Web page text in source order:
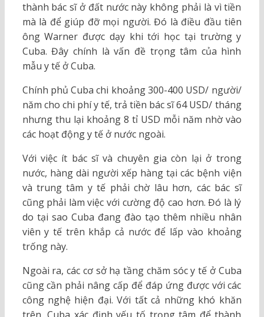
thành bác sĩ ở đất nước này không phải là vì tiền
mà là để giúp đỡ mọi người. Đó là điều đầu tiên
ông Warner được dạy khi tới học tại trường y
Cuba. Đây chính là vấn đề trọng tâm của hình
mẫu y tế ở Cuba.
Chính phủ Cuba chi khoảng 300-400 USD/ người/
năm cho chi phí y tế, trả tiền bác sĩ 64 USD/ tháng
nhưng thu lại khoảng 8 tỉ USD mỗi năm nhờ vào
các hoạt động y tế ở nước ngoài.
Với việc ít bác sĩ và chuyên gia còn lại ở trong
nước, hàng dài người xếp hàng tại các bệnh viện
và trung tâm y tế phải chờ lâu hơn, các bác sĩ
cũng phải làm việc với cường độ cao hơn. Đó là lý
do tại sao Cuba đang đào tạo thêm nhiều nhân
viên y tế trên khắp cả nước để lấp vào khoảng
trống này.
Ngoài ra, các cơ sở hạ tầng chăm sóc y tế ở Cuba
cũng cần phải nâng cấp để đáp ứng được với các
công nghệ hiện đại. Với tất cả những khó khăn